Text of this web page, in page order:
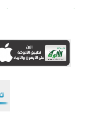
أكبر مشروع إسلامي في ريف
اختتام الدورة التاسعة